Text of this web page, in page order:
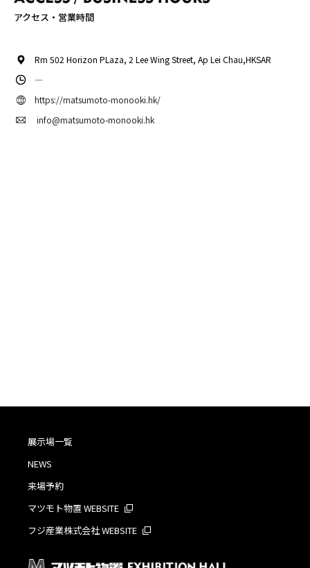
アクセス・営業時間
Rm 502 Horizon PLaza, 2 Lee Wing Street, Ap Lei Chau,HKSAR
―
https://matsumoto-monooki.hk/
info@matsumoto-monooki.hk
展示場一覧
NEWS
来場予約
マツモト物置 WEBSITE
フジ産業株式会社 WEBSITE